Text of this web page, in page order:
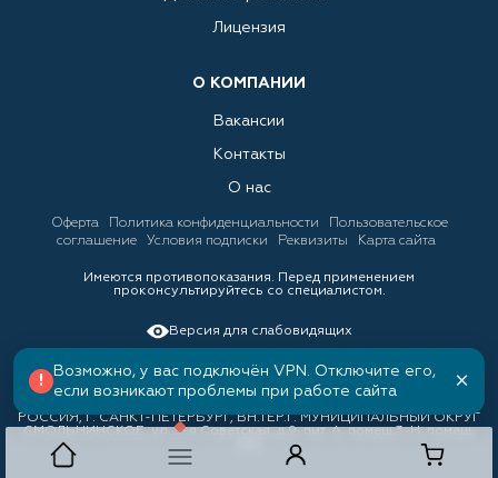
Лицензия
О КОМПАНИИ
Вакансии
Контакты
О нас
Оферта Политика конфиденциальности
Пользовательское
соглашение
Условия подписки Реквизиты Карта сайта
Имеются противопоказания. Перед применением
проконсультируйтесь со специалистом.
Версия для слабовидящих
РОССИЯ, Г. САНКТ-ПЕТЕРБУРГ, ВН.ТЕР.Г. МУНИЦИПАЛЬНЫЙ ОКРУГ
СМОЛЬНИНСКОЕ, ул. 3-я Советская, д.9, лит. А, помещ.3-Н, помещ.
!
Возможно, у вас подключён VPN. Отключите его,
если возникают проблемы при работе сайта
×